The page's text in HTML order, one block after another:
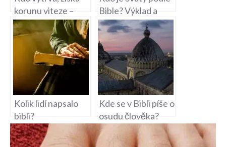
korunu viteze –
Biblická moudrost
o vytrvalosti
Bible? Výklad a
analýza biblických
postav
Kolik lidí napsalo
bibli?
Kde se v Bibli píše o
osudu člověka?
Duchovní reflexe